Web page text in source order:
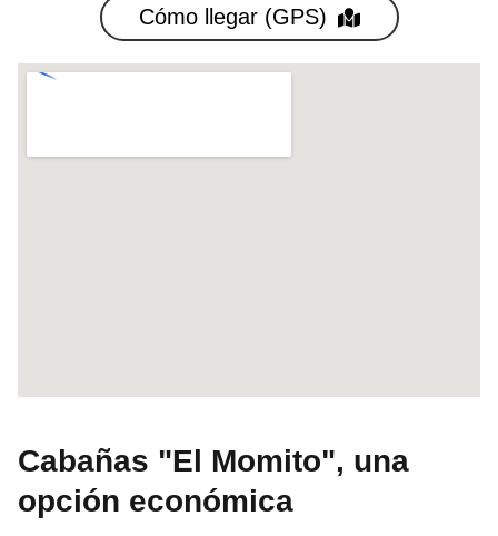
Cómo llegar (GPS)
Cabañas "El Momito", una
opción económica